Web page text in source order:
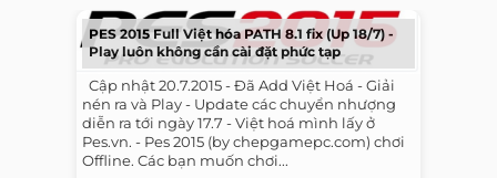
PES 2015 Full Việt hóa PATH 8.1 fix (Up 18/7) -
Play luôn không cần cài đặt phức tạp
​ ​ Cập nhật 20.7.2015 - Đã Add Việt Hoá - Giải
nén ra và Play - Update các chuyển nhượng
diễn ra tới ngày 17.7 - Việt hoá mình lấy ở
Pes.vn. - Pes 2015 (by chepgamepc.com) chơi
Offline. Các bạn muốn chơi...